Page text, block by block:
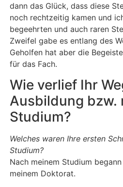
dann das Glück, dass diese
noch rechtzeitig kamen und
begeehrten und auch raren
Zweifel gabe es entlang des
Geholfen hat aber die
für das Fach.
Wie verlief Ihr
Ausbildung bzw.
Studium?
Welches waren Ihre ersten
Studium?
Nach meinem Studium
meinem Doktorat.